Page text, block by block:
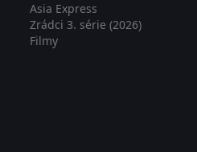
Asia Express
Zrádci 3. série (2026)
Filmy